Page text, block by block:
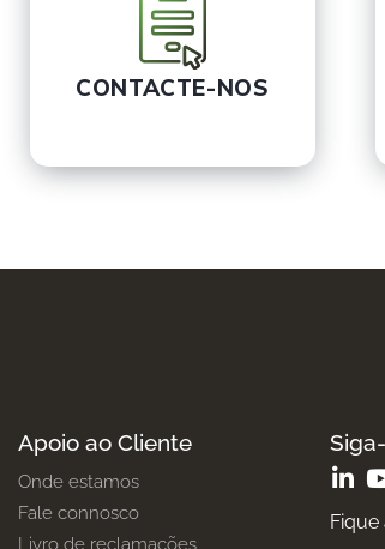
CONTACTE-NOS
Apoio ao Cliente
Onde estamos
Fale connosco
Livro de reclamações
Fique